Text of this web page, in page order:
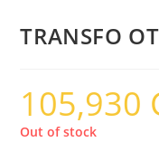
TRANSFO
105,930
Out of stock